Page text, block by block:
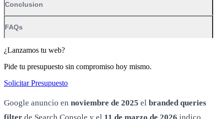
Conclusion
FAQs
¿Lanzamos tu web?
Pide tu presupuesto sin compromiso hoy mismo.
Solicitar Presupuesto
Google anuncio en noviembre de 2025 el branded queries
filter de Search Console y el 11 de marzo de 2026 indico